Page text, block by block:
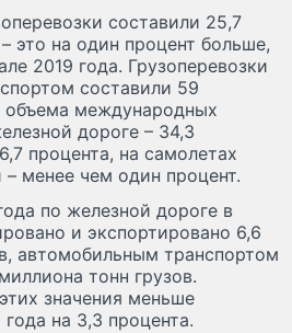
составили 25,7
это на один процент больше,
2019 года. Грузоперевозки
составили 59
объема международных
дороге – 34,3
процента, на самолетах
– менее чем один процент.
по железной дороге в
и экспортировано 6,6
автомобильным транспортом
тонн грузов.
значения меньше
на 3,3 процента.